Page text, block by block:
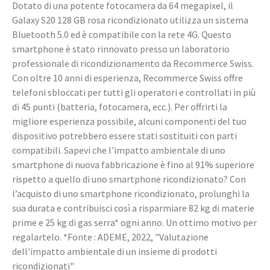
Dotato di una potente fotocamera da 64 megapixel, il
Galaxy S20 128 GB rosa ricondizionato utilizza un sistema
Bluetooth 5.0 ed è compatibile con la rete 4G. Questo
smartphone è stato rinnovato presso un laboratorio
professionale di ricondizionamento da Recommerce Swiss.
Con oltre 10 anni di esperienza, Recommerce Swiss offre
telefoni sbloccati per tutti gli operatori e controllati in più
di 45 punti (batteria, fotocamera, ecc.). Per offrirti la
migliore esperienza possibile, alcuni componenti del tuo
dispositivo potrebbero essere stati sostituiti con parti
compatibili. Sapevi che l'impatto ambientale di uno
smartphone di nuova fabbricazione è fino al 91% superiore
rispetto a quello di uno smartphone ricondizionato? Con
l’acquisto di uno smartphone ricondizionato, prolunghi la
sua durata e contribuisci così a risparmiare 82 kg di materie
prime e 25 kg di gas serra* ogni anno. Un ottimo motivo per
regalartelo. *Fonte : ADEME, 2022, "Valutazione
dell'impatto ambientale di un insieme di prodotti
ricondizionati"